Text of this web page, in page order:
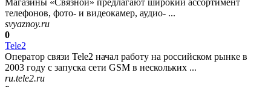
Магазины «Связной» предлагают широкий ассортимент
телефонов, фото- и видеокамер, аудио- ...
svyaznoy.ru
0
Tele2
Оператор связи Tele2 начал работу на российском рынке в
2003 году с запуска сети GSM в нескольких ...
ru.tele2.ru